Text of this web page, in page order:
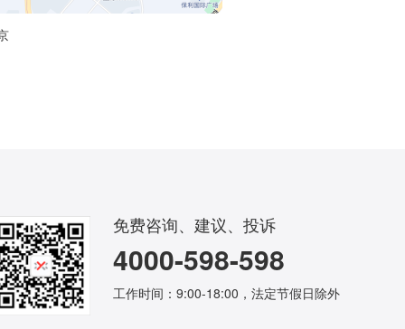
免费咨询、建议、投诉
4000-598-598
工作时间：9:00-18:00，法定节假日除外